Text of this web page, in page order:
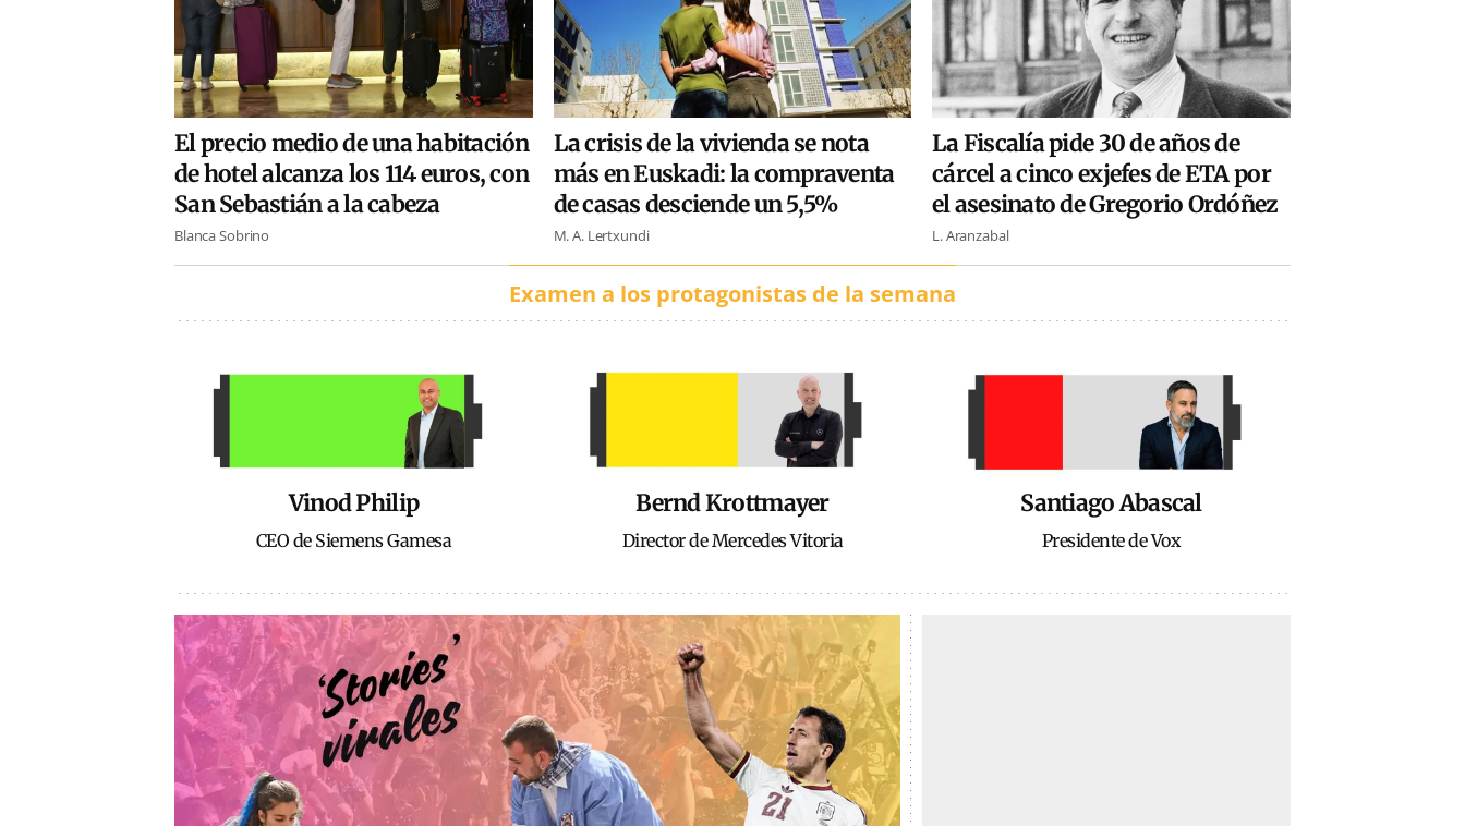
El precio medio de una habitación
de hotel alcanza los 114 euros, con
San Sebastián a la cabeza
Blanca Sobrino
La crisis de la vivienda se nota
más en Euskadi: la compraventa
de casas desciende un 5,5%
M. A. Lertxundi
La Fiscalía pide 30 de años de
cárcel a cinco exjefes de ETA por
el asesinato de Gregorio Ordóñez
L. Aranzabal
Examen a los protagonistas de la semana
Vinod Philip
CEO de Siemens Gamesa
Bernd Krottmayer
Director de Mercedes Vitoria
Santiago Abascal
Presidente de Vox